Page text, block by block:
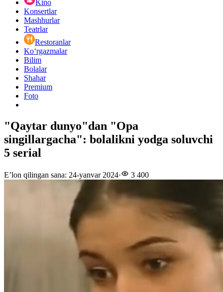
Kino
Konsertlar
Mashhurlar
Teatrlar
Restoranlar
Ko‘rgazmalar
Bilim
Bolalar
Shahar
Premium
Foto
"Qaytar dunyo"dan "Opa
singillargacha": bolalikni yodga soluvchi
5 serial
E’lon qilingan sana: 24-yanvar 2024· 3 400